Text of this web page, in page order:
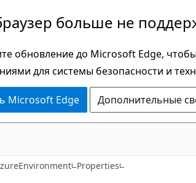
больше не
обновление до Microsoft Edge,
для системы безопасности и
Microsoft Edge Дополнительные
Properties